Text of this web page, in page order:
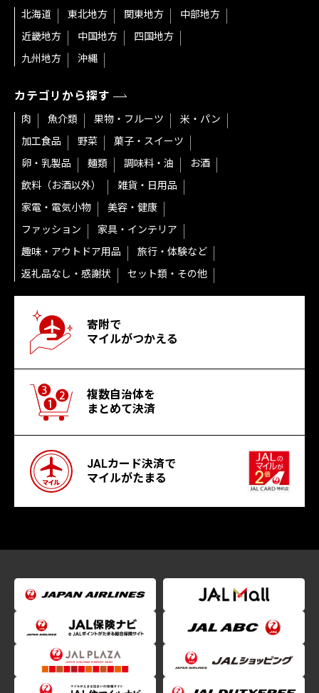
北海道 東北地方 関東地方
中部地方
近畿地方
中国地方
四国地方
九州地方
沖縄
カテゴリから探す
肉 魚介類 果物・フルーツ
米・パン
加工食品
野菜
菓子・スイーツ
卵・乳製品
麺類 調味料・油
お酒
飲料（お酒以外）
雑貨・日用品
家電・電気小物
美容・健康
ファッション
家具・インテリア
趣味・アウトドア用品
旅行・体験など
返礼品なし・感謝状
セット類・その他
寄附で
マイルがつかえる
複数自治体を
まとめて決済
JALカード決済で
マイルがたまる